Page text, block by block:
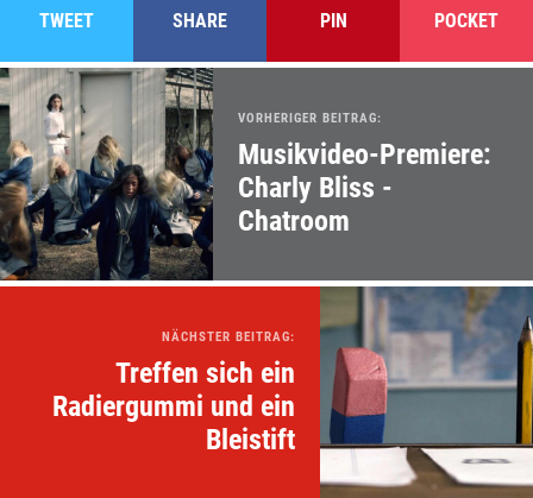
TWEET SHARE PIN POCKET
VORHERIGER BEITRAG:
Musikvideo-Premiere:
Charly Bliss -
Chatroom
NÄCHSTER BEITRAG:
Treffen sich ein
Radiergummi und ein
Bleistift